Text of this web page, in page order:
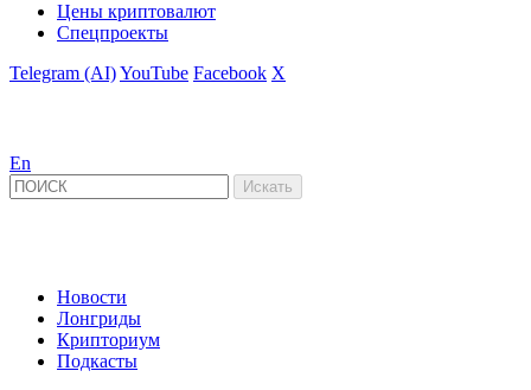
Цены криптовалют
Спецпроекты
Telegram (AI)YouTube Facebook X
En
Новости
Лонгриды
Крипториум
Подкасты